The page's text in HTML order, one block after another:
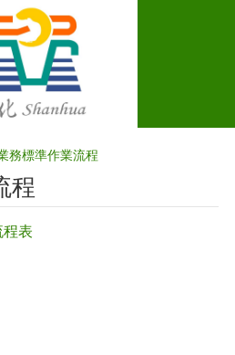
務標準作業流程‭
程‭
程表